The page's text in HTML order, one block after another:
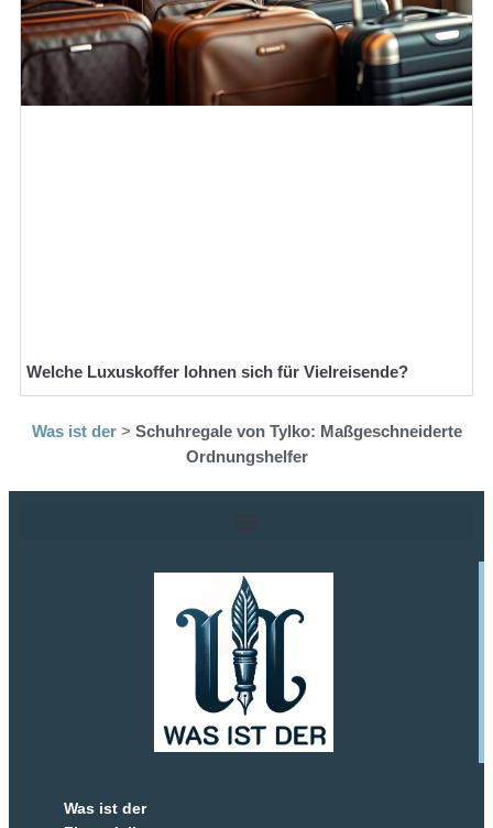
Welche Luxuskoffer lohnen sich für Vielreisende?
Was ist der> Schuhregale von Tylko: Maßgeschneiderte
Ordnungshelfer
Was ist der